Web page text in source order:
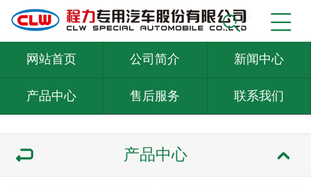
网站首页 公司简介 新闻中心
产品中心 售后服务 联系我们
产品中心